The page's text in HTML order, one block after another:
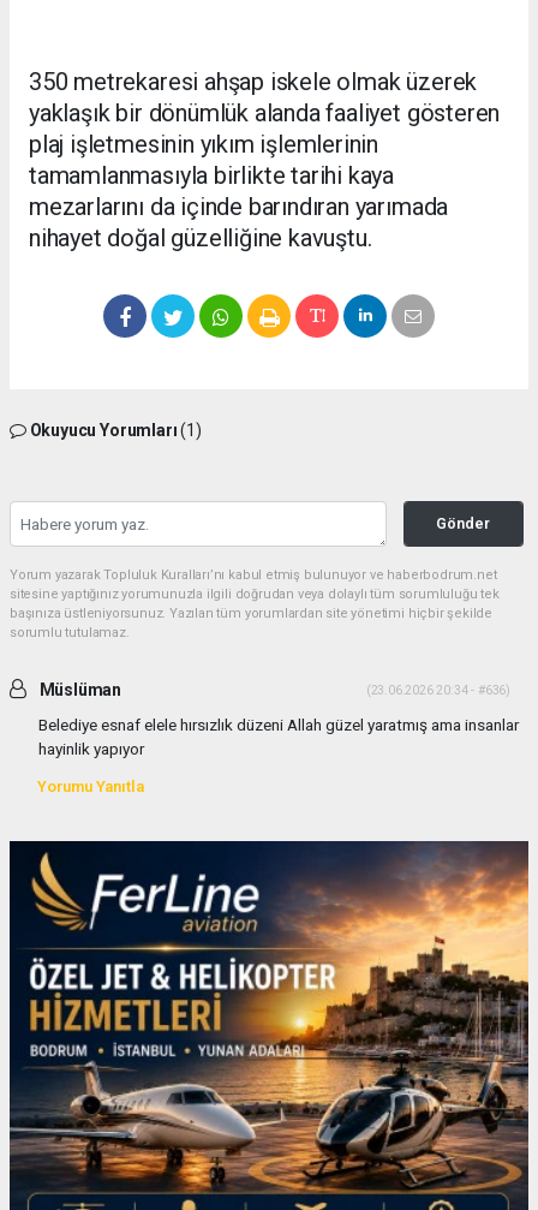
350 metrekaresi ahşap iskele olmak üzerek
yaklaşık bir dönümlük alanda faaliyet gösteren
plaj işletmesinin yıkım işlemlerinin
tamamlanmasıyla birlikte tarihi kaya
mezarlarını da içinde barındıran yarımada
nihayet doğal güzelliğine kavuştu.
Okuyucu Yorumları(1)
Gönder
Yorum yazarak Topluluk Kuralları’nı kabul etmiş bulunuyor ve haberbodrum.net
sitesine yaptığınız yorumunuzla ilgili doğrudan veya dolaylı tüm sorumluluğu tek
başınıza üstleniyorsunuz. Yazılan tüm yorumlardan site yönetimi hiçbir şekilde
sorumlu tutulamaz.
Müslüman (23.06.2026 20:34 - #636)
Belediye esnaf elele hırsızlık düzeni Allah güzel yaratmış ama insanlar
hayinlik yapıyor
Yorumu Yanıtla